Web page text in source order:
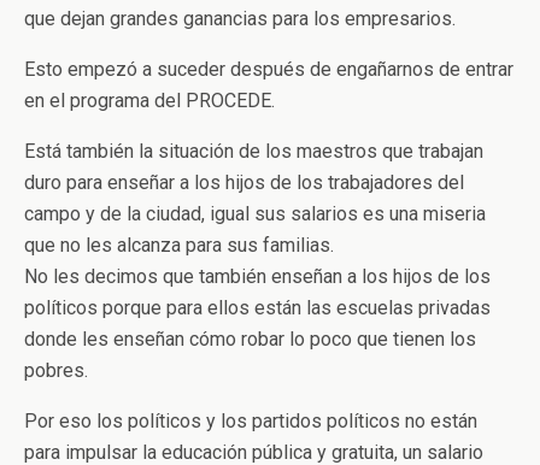
que dejan grandes ganancias para los empresarios.
Esto empezó a suceder después de engañarnos de entrar
en el programa del PROCEDE.
Está también la situación de los maestros que trabajan
duro para enseñar a los hijos de los trabajadores del
campo y de la ciudad, igual sus salarios es una miseria
que no les alcanza para sus familias.
No les decimos que también enseñan a los hijos de los
políticos porque para ellos están las escuelas privadas
donde les enseñan cómo robar lo poco que tienen los
pobres.
Por eso los políticos y los partidos políticos no están
para impulsar la educación pública y gratuita, un salario